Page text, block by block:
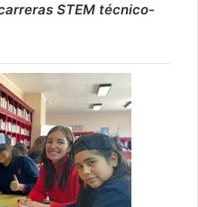
STEM técnico-